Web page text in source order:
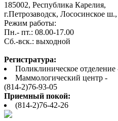
185002, Республика Карелия,
г.Петрозаводск, Лососинское
Режим работы:
Пн.- пт.: 08.00-17.00
Cб.-вск.: выходной
Регистратура:
Поликлиническое
Маммологический центр -
(814-2)76-93-05
Приемный покой:
(814-2)76-42-26